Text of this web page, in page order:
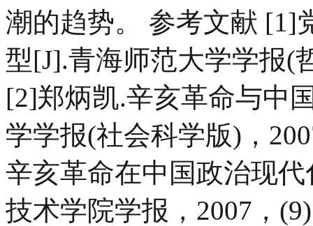
潮的趋势。 参考文献 [1]
型[J].青海师范大学学报(
[2]郑炳凯.辛亥革命与中
学学报(社会科学版)，
辛亥革命在中国政治现
技术学院学报，2007，